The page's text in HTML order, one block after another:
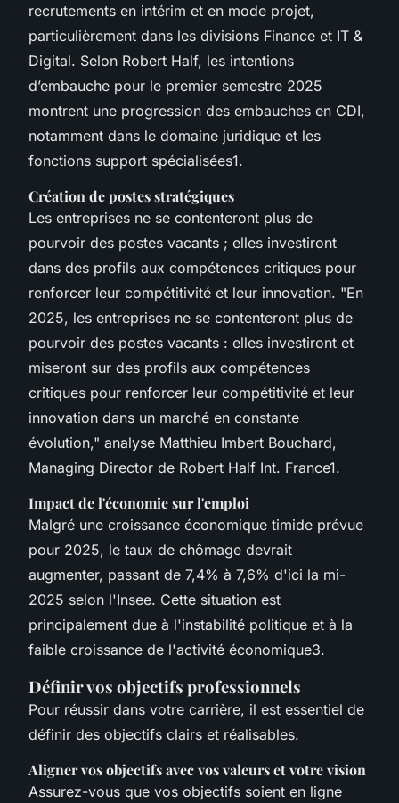
recrutements en intérim et en mode projet,
particulièrement dans les divisions Finance et IT &
Digital. Selon Robert Half, les intentions
d’embauche pour le premier semestre 2025
montrent une progression des embauches en CDI,
notamment dans le domaine juridique et les
fonctions support spécialisées1.
Création de postes stratégiques
Les entreprises ne se contenteront plus de
pourvoir des postes vacants ; elles investiront
dans des profils aux compétences critiques pour
renforcer leur compétitivité et leur innovation. "En
2025, les entreprises ne se contenteront plus de
pourvoir des postes vacants : elles investiront et
miseront sur des profils aux compétences
critiques pour renforcer leur compétitivité et leur
innovation dans un marché en constante
évolution," analyse Matthieu Imbert Bouchard,
Managing Director de Robert Half Int. France1.
Impact de l'économie sur l'emploi
Malgré une croissance économique timide prévue
pour 2025, le taux de chômage devrait
augmenter, passant de 7,4% à 7,6% d'ici la mi-
2025 selon l'Insee. Cette situation est
principalement due à l'instabilité politique et à la
faible croissance de l'activité économique3.
Définir vos objectifs professionnels
Pour réussir dans votre carrière, il est essentiel de
définir des objectifs clairs et réalisables.
Aligner vos objectifs avec vos valeurs et votre vision
Assurez-vous que vos objectifs soient en ligne